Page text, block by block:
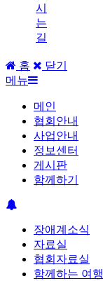
시
는
길
홈
닫기
메뉴
메인
협회안내
사업안내
정보센터
게시판
함께하기
장애계소식
자료실
협회자료실
함께하는 여행